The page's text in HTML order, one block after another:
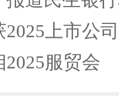
事会最佳实践案例、上市公
2025服贸会